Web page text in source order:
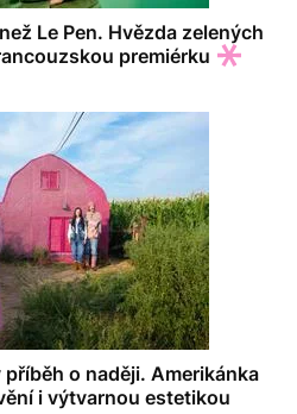
Le Pen. Hvězda zelených
premiérku
o naději. Amerikánka
i výtvarnou estetikou